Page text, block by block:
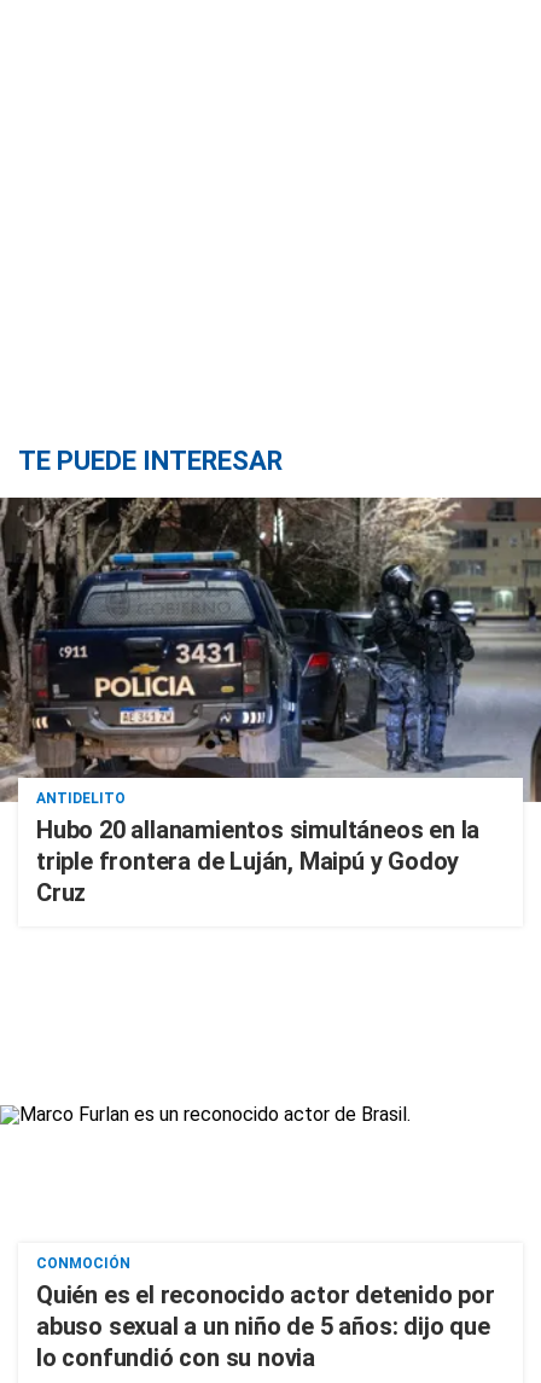
TE PUEDE INTERESAR
ANTIDELITO
Hubo 20 allanamientos simultáneos en la
triple frontera de Luján, Maipú y Godoy
Cruz
CONMOCIÓN
Quién es el reconocido actor detenido por
abuso sexual a un niño de 5 años: dijo que
lo confundió con su novia